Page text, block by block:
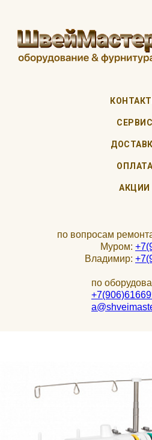
СЕРВИС
ОПЛАТА
АКЦИИ
по вопросам
Муром:
Владимир:
по